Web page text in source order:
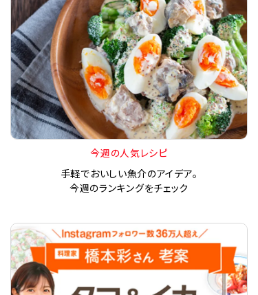
今週の人気レシピ
手軽でおいしい魚介のアイデア。
今週のランキングをチェック